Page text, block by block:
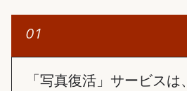
01
「写真復活」サービスは